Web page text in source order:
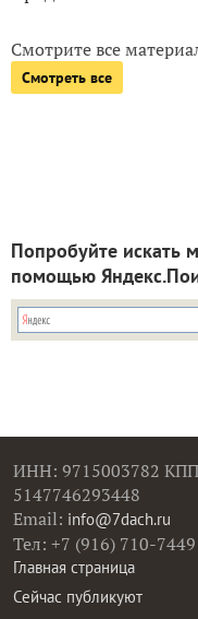
Смотрите все
Смотреть все
Попробуйте искать
помощью
ИНН: 9715003782
5147746293448
Email: info@7dach.ru
Тел: +7 (916) 710-
Главная страница
Сейчас публикуют